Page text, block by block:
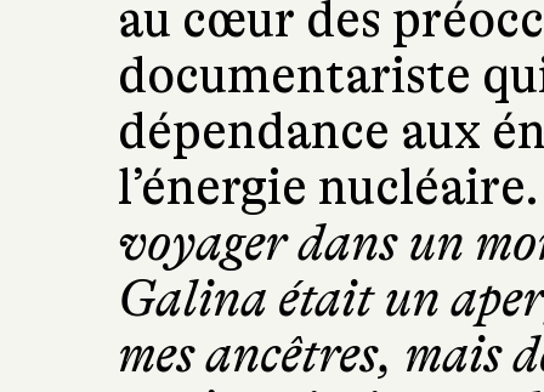
au cœur des
documentariste
dépendance aux
l’énergie
voyager dans un
Galina était un
mes ancêtres, mais